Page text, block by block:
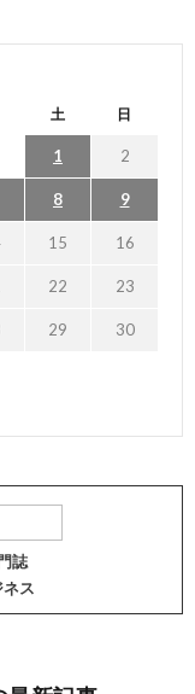
土 日
1 2
8 9
15 16
22 23
29 30
誌
ス